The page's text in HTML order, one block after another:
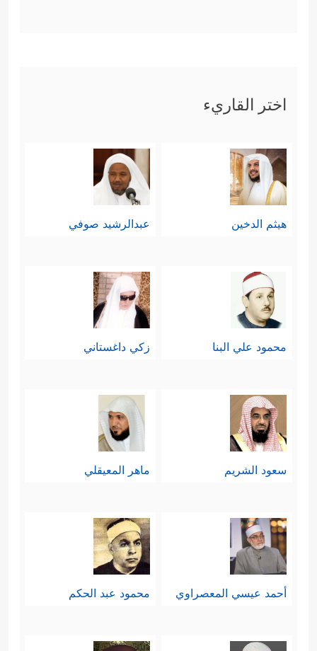
اختر القاريء
هيثم الدخين عبدالرشيد صوفي
محمود علي البنا زكي داغستاني
سعود الشريم ماهر المعيقلي
أحمد عيسي المعصراوي محمود عبد الحكم